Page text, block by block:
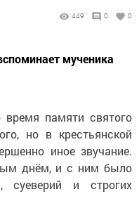
449 0 0
мученика
время памяти святого
но в крестьянской
иное звучание.
днём, и с ним было
суеверий и строгих